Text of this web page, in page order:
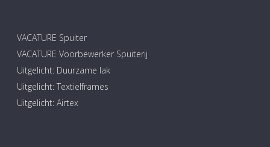
VACATURE Spuiter
VACATURE Voorbewerker Spuiterij
Uitgelicht: Duurzame lak
Uitgelicht: Textielframes
Uitgelicht: Airtex